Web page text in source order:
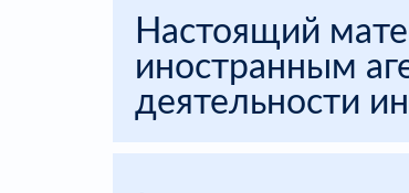
Настоящий
иностранным
деятельности